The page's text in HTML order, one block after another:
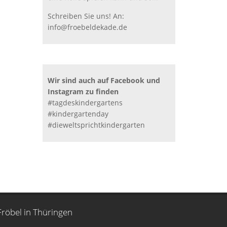
Schreiben Sie uns! An:
info@froebeldekade.de
Wir sind auch auf Facebook und
Instagram zu finden
#tagdeskindergartens
#kindergartenday
#dieweltsprichtkindergarten
in Thüringen